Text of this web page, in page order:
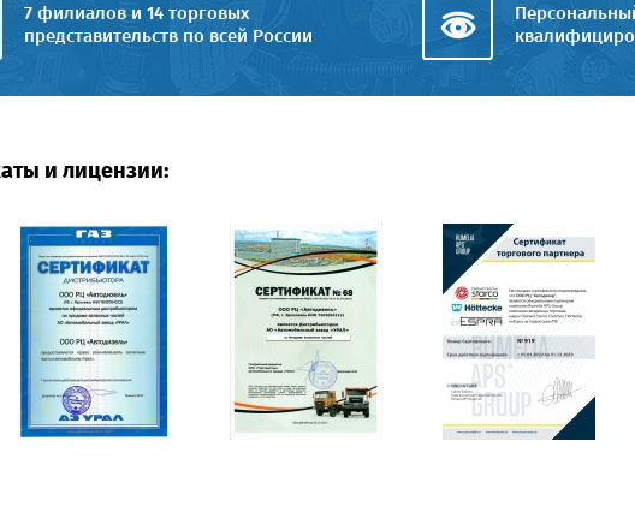
7 филиалов и 14 торговых
представительств по всей России
и лицензии: